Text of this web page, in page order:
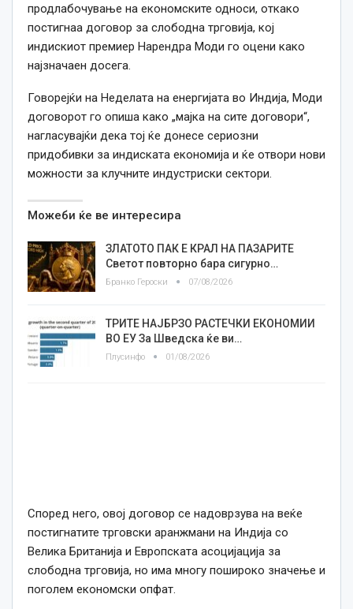
продлабочување на економските односи, откако
постигнаа договор за слободна трговија, кој
индискиот премиер Нарендра Моди го оцени како
најзначаен досега.
Говорејќи на Неделата на енергијата во Индија, Моди
договорот го опиша како „мајка на сите договори“,
нагласувајќи дека тој ќе донесе сериозни
придобивки за индиската економија и ќе отвори нови
можности за клучните индустриски сектори.
Можеби ќе ве интересира
ЗЛАТОТО ПАК Е КРАЛ НА ПАЗАРИТЕ
Светот повторно бара сигурно…
Бранко Героски 07/08/2026
ТРИТЕ НАЈБРЗО РАСТЕЧКИ ЕКОНОМИИ
ВО ЕУ За Шведска ќе ви…
Плусинфо 01/08/2026
Според него, овој договор се надоврзува на веќе
постигнатите трговски аранжмани на Индија со
Велика Британија и Европската асоцијација за
слободна трговија, но има многу пошироко значење и
поголем економски опфат.